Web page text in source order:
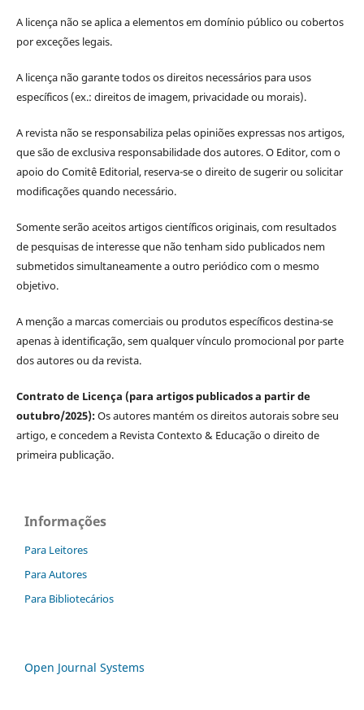
A licença não se aplica a elementos em domínio público ou cobertos
por exceções legais.
A licença não garante todos os direitos necessários para usos
específicos (ex.: direitos de imagem, privacidade ou morais).
A revista não se responsabiliza pelas opiniões expressas nos artigos,
que são de exclusiva responsabilidade dos autores. O Editor, com o
apoio do Comitê Editorial, reserva-se o direito de sugerir ou solicitar
modificações quando necessário.
Somente serão aceitos artigos científicos originais, com resultados
de pesquisas de interesse que não tenham sido publicados nem
submetidos simultaneamente a outro periódico com o mesmo
objetivo.
A menção a marcas comerciais ou produtos específicos destina-se
apenas à identificação, sem qualquer vínculo promocional por parte
dos autores ou da revista.
Contrato de Licença (para artigos publicados a partir de
outubro/2025):Os autores mantém os direitos autorais sobre seu
artigo, e concedem a Revista Contexto & Educação o direito de
primeira publicação.
Informações
Para Leitores
Para Autores
Para Bibliotecários
Open Journal Systems